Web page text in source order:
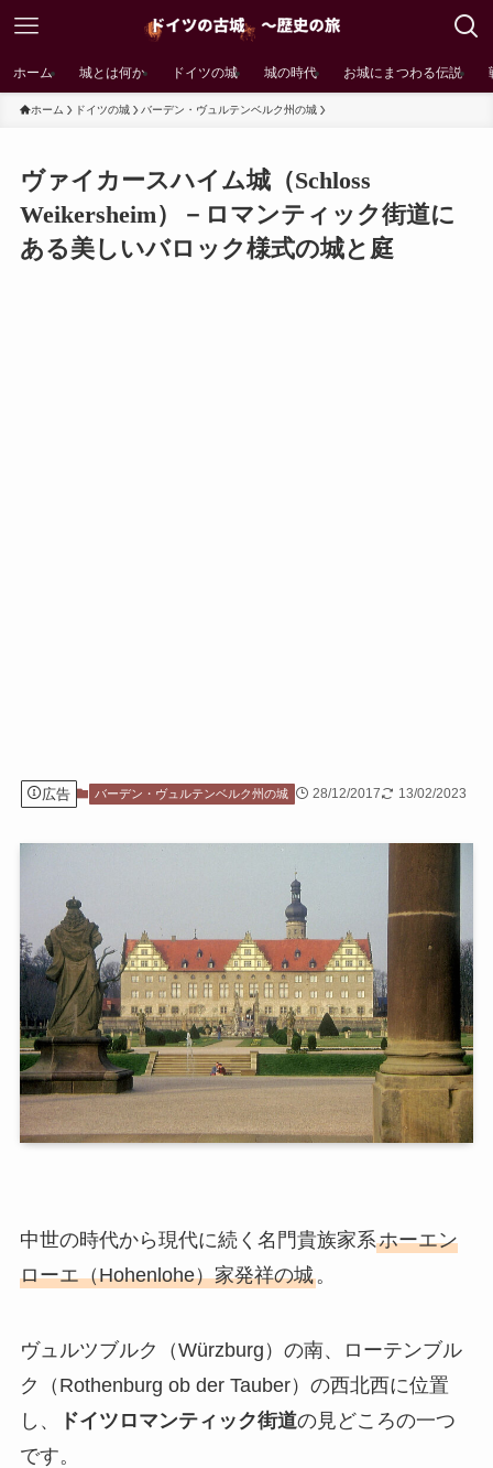
ホーム 城とは何か ドイツの城 城の時代 お城にまつわる伝説
ホーム ドイツの城 バーデン・ヴュルテンベルク州の城
ヴァイカースハイム城（Schloss
Weikersheim）－ロマンティック街道に
ある美しいバロック様式の城と庭
広告 バーデン・ヴュルテンベルク州の城 28/12/2017 13/02/2023
中世の時代から現代に続く名門貴族家系ホーエン
ローエ（Hohenlohe）家発祥の城。
ヴュルツブルク（Würzburg）の南、ローテンブル
ク（Rothenburg ob der Tauber）の西北西に位置
し、
ドイツロマンティック街道の見どころの一つ
です。